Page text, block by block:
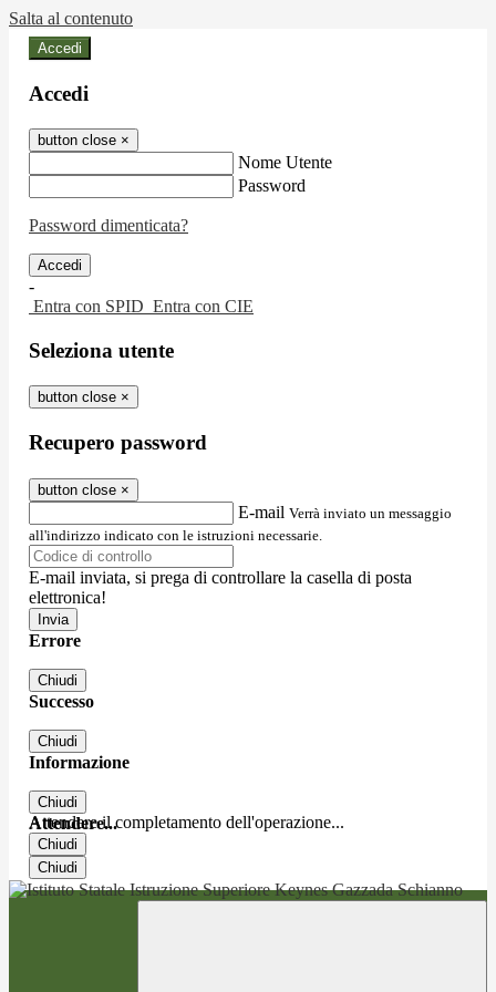
Salta al contenuto
Accedi
Accedi
button close ×
Nome Utente
Password
Password dimenticata?
-
Entra con SPID Entra con CIE
Seleziona utente
button close ×
Recupero password
button close ×
E-mail Verrà inviato un messaggio
all'indirizzo indicato con le istruzioni necessarie.
E-mail inviata, si prega di controllare la casella di posta
elettronica!
Errore
Chiudi
Successo
Chiudi
Informazione
Chiudi
Attendere...
Attendere il completamento dell'operazione...
Chiudi
Chiudi